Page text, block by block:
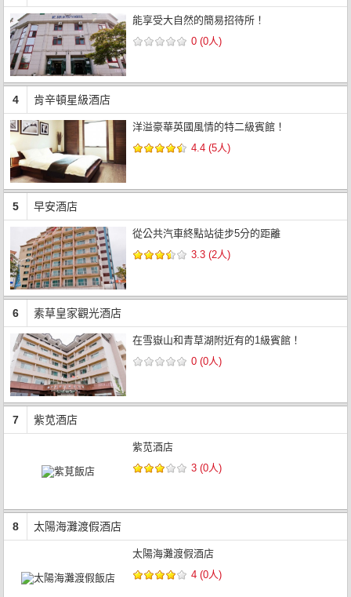
能享受大自然的簡易招待所！
0 (0人)
4 肯辛頓星級酒店
洋溢豪華英國風情的特二級賓館！
4.4 (5人)
5 早安酒店
從公共汽車終點站徒步5分的距離
3.3 (2人)
6 素草皇家觀光酒店
在雪嶽山和青草湖附近有的1級賓館！
0 (0人)
7 紫苋酒店
紫苋酒店
3 (0人)
8 太陽海灘渡假酒店
太陽海灘渡假酒店
4 (0人)